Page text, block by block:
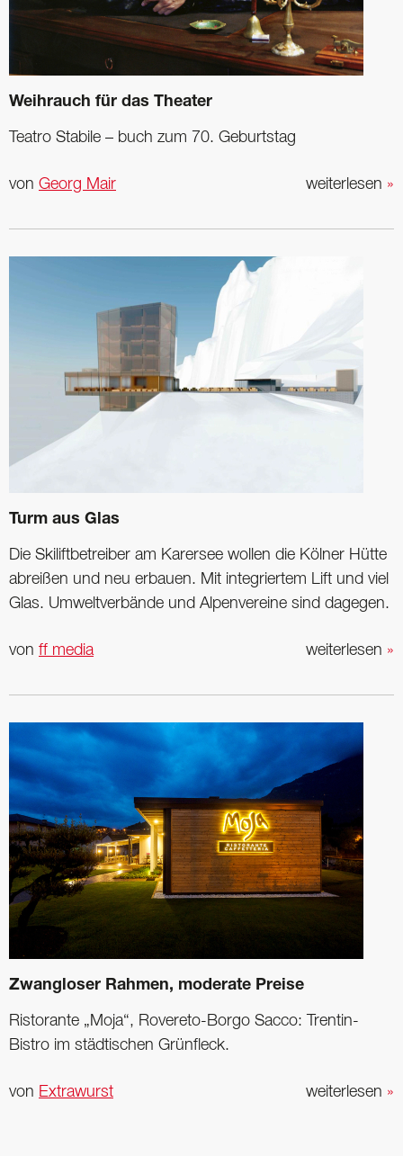
Weihrauch für das Theater
Teatro Stabile – buch zum 70. Geburtstag
weiterlesen »
von Georg Mair
Turm aus Glas
Die Skiliftbetreiber am Karersee wollen die Kölner Hütte
abreißen und neu erbauen. Mit integriertem Lift und viel
Glas. Umweltverbände und Alpenvereine sind dagegen.
weiterlesen »
von ff media
Zwangloser Rahmen, moderate Preise
Ristorante „Moja“, Rovereto-Borgo Sacco: Trentin-
Bistro im städtischen Grünfleck.
weiterlesen »
von Extrawurst